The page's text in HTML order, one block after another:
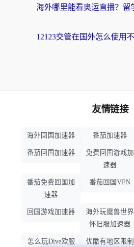
友情链接
海外回国加速器 番茄加速器
番茄回国加速器
免费回国游戏加
速器
番茄免费回国加
速器
番茄回国VPN
回国游戏加速器
海外玩魔兽世界
怀旧服加速器
怎么玩Dive欧服 优酷有地区限制